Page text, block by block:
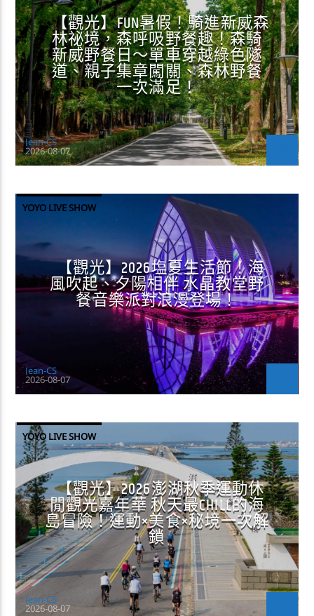
【觀光】FUN暑假！騎進新威森
林祕境，森呼吸野餐趣！森騎
新威野餐日～單車穿越綠色隧
道、親子集章闖關、森林野餐
一次滿足！
Jean-CS
2026-08-07
YOYO LIVE SHOW
【觀光】2026塩夏生活節！海
風吹起、夕陽相伴 水晶教堂野
餐音樂派對浪漫登場！
Jean-CS
2026-08-07
YOYO LIVE SHOW
【觀光】2026澎湖秋季運動休
閒觀光嘉年華 秋天最CHILL的海
島冒險！運動×美食×秘境一次解
鎖
Jean-CS
2026-08-07